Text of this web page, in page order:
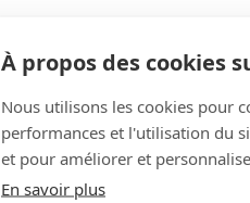
À propos des cookies
Nous utilisons les cookies pour
performances et l'utilisation du
et pour améliorer et
En savoir plus